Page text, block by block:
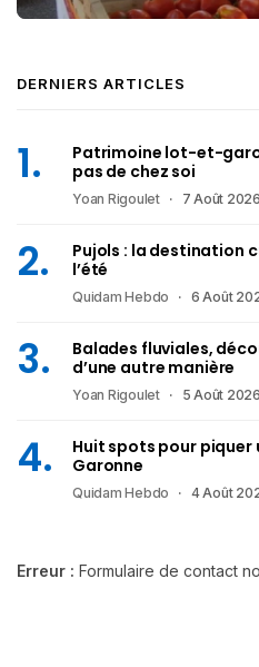
DERNIERS ARTICLES
Patrimoine lot-et-
pas de chez soi
Yoan Rigoulet 7 Août 2026
Pujols : la destination
l’été
Quidam Hebdo 6 Août
Balades fluviales,
d’une autre manière
Yoan Rigoulet 5 Août 2026
Huit spots pour
Garonne
Quidam Hebdo 4 Août
Erreur : Formulaire de contact